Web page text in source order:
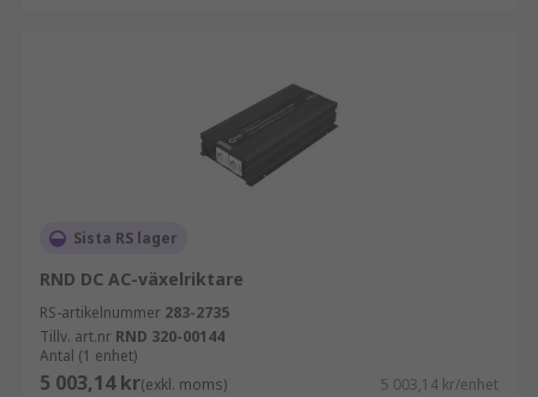
Sista RS lager
RND DC AC-växelriktare
RS-artikelnummer 283-2735
Tillv. art.nr RND 320-00144
Antal (1 enhet)
5 003,14 kr(exkl. moms) 5 003,14 kr/enhet